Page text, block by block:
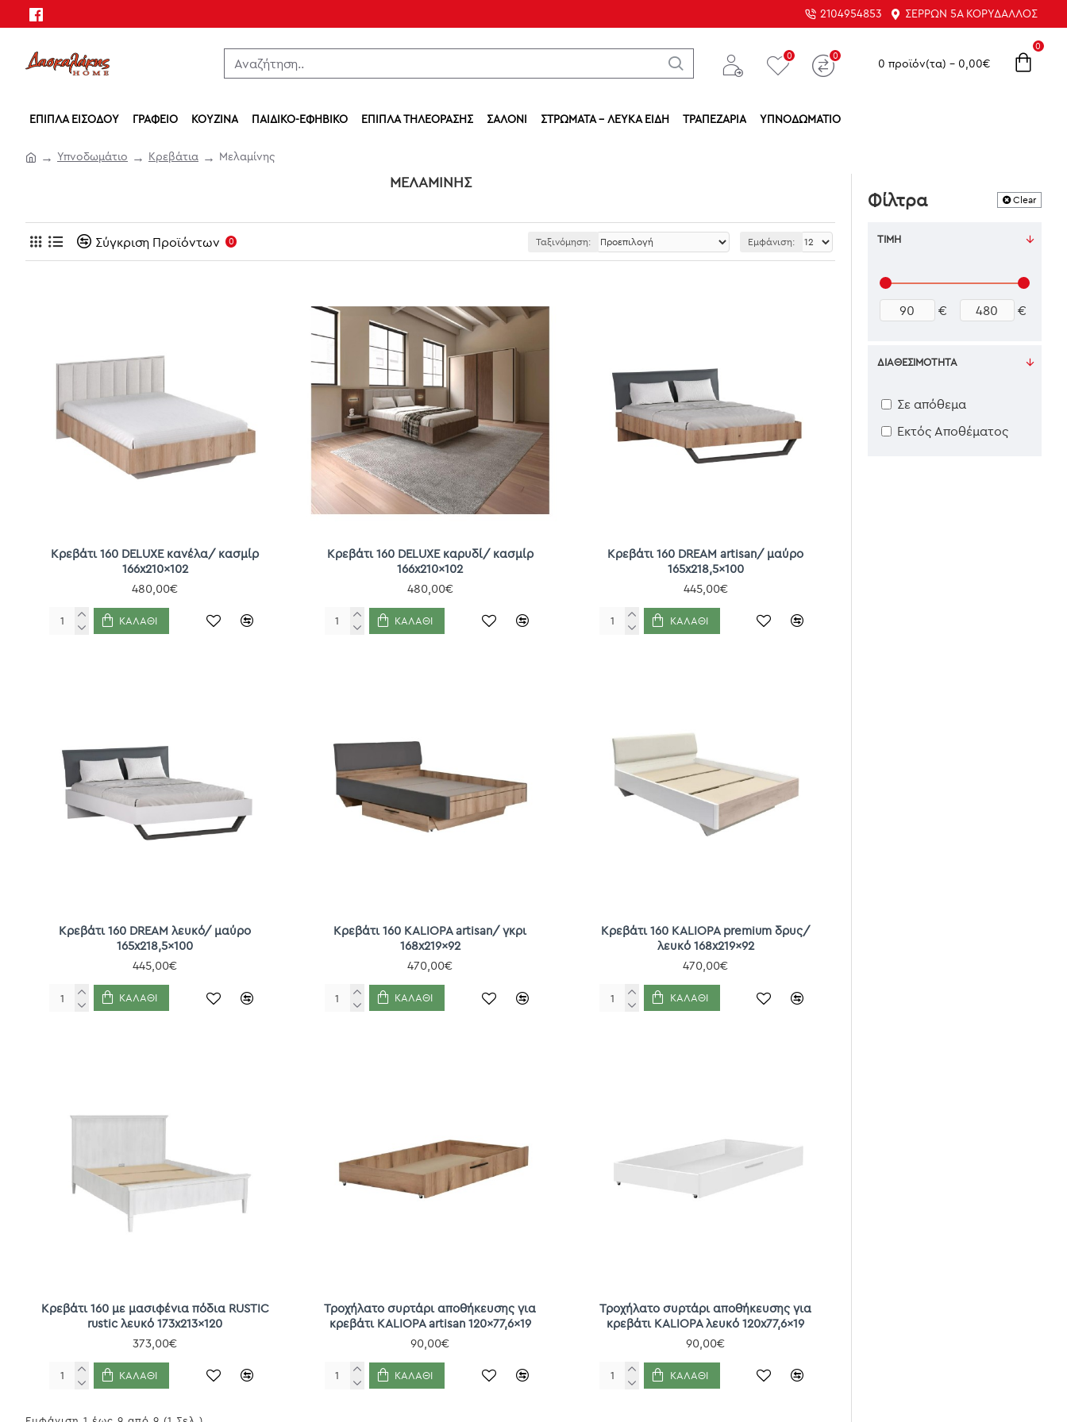
2104954853 ΣΕΡΡΏΝ 5Α ΚΟΡΥΔΑΛΛΌΣ
0 0
0 προϊόν(τα) - 0,00€
0
ΈΠΙΠΛΑ ΕΙΣΌΔΟΥ ΓΡΑΦΕΊΟ ΚΟΥΖΊΝΑ ΠΑΙΔΙΚΌ-ΕΦΗΒΙΚΌ ΈΠΙΠΛΑ ΤΗΛΕΌΡΑΣΗΣ ΣΑΛΌΝΙ ΣΤΡΏΜΑΤΑ - ΛΕΥΚΆ ΕΊΔΗ ΤΡΑΠΕΖΑΡΊΑ ΥΠΝΟΔΩΜΆΤΙΟ
Υπνοδωμάτιο Κρεβάτια Μελαμίνης
ΜΕΛΑΜΊΝΗΣ
Σύγκριση Προϊόντων 0 Ταξινόμηση: Εμφάνιση:
Κρεβάτι 160 DELUXE κανέλα/ κασμίρ
166x210x102
480,00€
ΚΑΛΆΘΙ
Κρεβάτι 160 DELUXE καρυδί/ κασμίρ
166x210x102
480,00€
ΚΑΛΆΘΙ
Κρεβάτι 160 DREAM artisan/ μαύρο
165x218,5x100
445,00€
ΚΑΛΆΘΙ
Κρεβάτι 160 DREAM λευκό/ μαύρο
165x218,5x100
445,00€
ΚΑΛΆΘΙ
Κρεβάτι 160 KALIOPA artisan/ γκρι
168x219x92
470,00€
ΚΑΛΆΘΙ
Κρεβάτι 160 KALIOPA premium δρυς/
λευκό 168x219x92
470,00€
ΚΑΛΆΘΙ
Κρεβάτι 160 με μασιφένια πόδια RUSTIC
rustic λευκό 173x213x120
373,00€
ΚΑΛΆΘΙ
Τροχήλατο συρτάρι αποθήκευσης για
κρεβάτι KALIOPA artisan 120x77,6x19
90,00€
ΚΑΛΆΘΙ
Τροχήλατο συρτάρι αποθήκευσης για
κρεβάτι KALIOPA λευκό 120x77,6x19
90,00€
ΚΑΛΆΘΙ
Φίλτρα Clear
ΤΙΜΉ
€ €
ΔΙΑΘΕΣΙΜΌΤΗΤΑ
Σε απόθεμα
Εκτός Αποθέματος